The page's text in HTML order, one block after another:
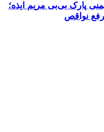
پارک بی‌بی مریم ایذه؛
نواقص